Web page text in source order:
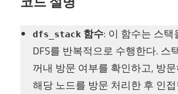
dfs_stack 함수: 이 함수는 스택
DFS를 반복적으로 수행한다. 스
꺼내 방문 여부를 확인하고, 방
해당 노드를 방문 처리한 후 인